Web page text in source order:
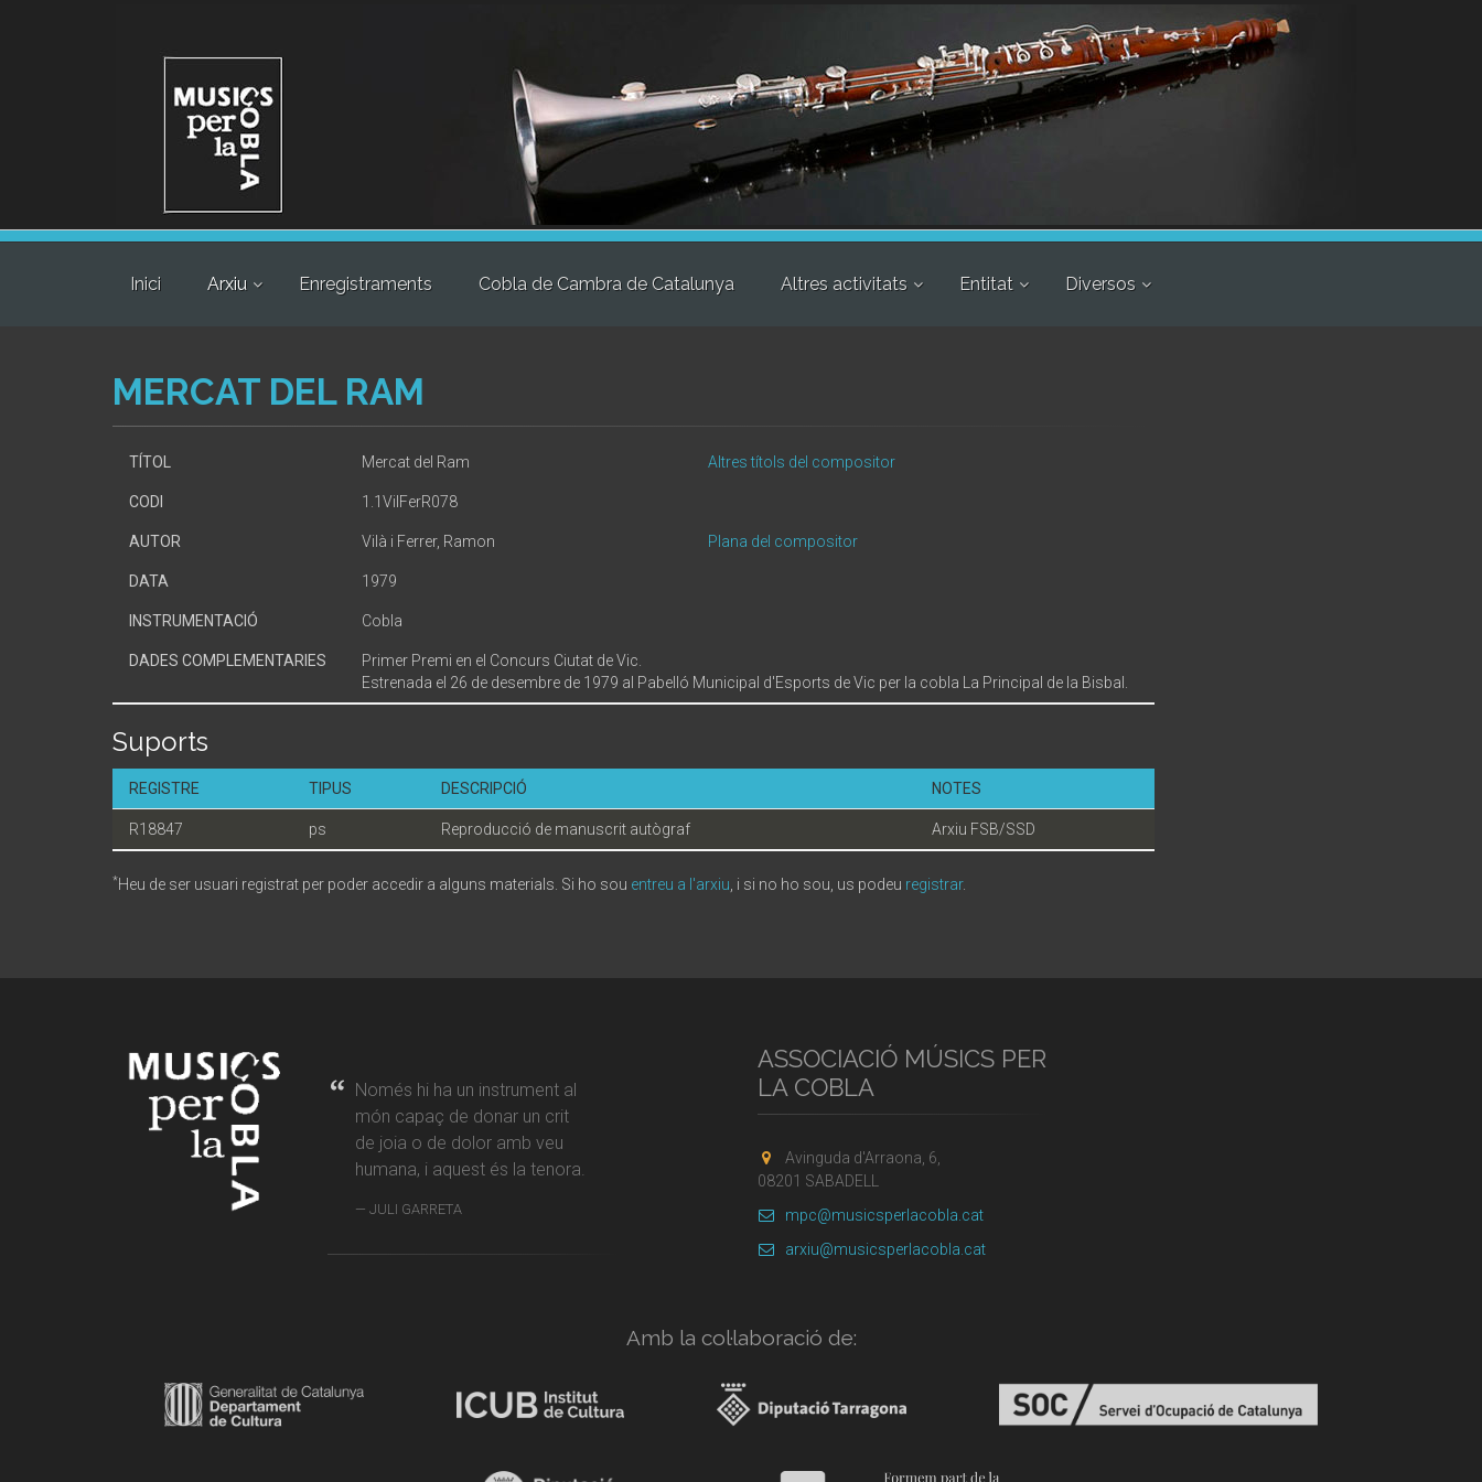
Inici Arxiu Enregistraments Cobla de Cambra de Catalunya Altres activitats Entitat Diversos
MERCAT DEL RAM
TÍTOL Mercat del Ram Altres títols del compositor
CODI 1.1VilFerR078
AUTOR Vilà i Ferrer, Ramon Plana del compositor
DATA 1979
INSTRUMENTACIÓ Cobla
DADES COMPLEMENTARIES
Primer Premi en el Concurs Ciutat de Vic.
Estrenada el 26 de desembre de 1979 al Pabelló Municipal d'Esports de Vic per la cobla La Principal de la Bisbal.
Suports
REGISTRE TIPUS DESCRIPCIÓ NOTES
R18847 ps Reproducció de manuscrit autògraf Arxiu FSB/SSD
*Heu de ser usuari registrat per poder accedir a alguns materials. Si ho sou entreu a l'arxiu , i si no ho sou, us podeu registrar.
Només hi ha un instrument al
món capaç de donar un crit
de joia o de dolor amb veu
humana, i aquest és la tenora.
JULI GARRETA
ASSOCIACIÓ MÚSICS PER
LA COBLA
Avinguda d'Arraona, 6,
08201 SABADELL
mpc@musicsperlacobla.cat
arxiu@musicsperlacobla.cat
Amb la col·laboració de: